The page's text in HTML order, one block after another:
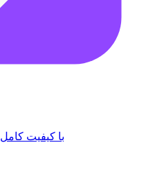
دانلود ویدیوها و کلیپ های Twitch با کیفیت کامل